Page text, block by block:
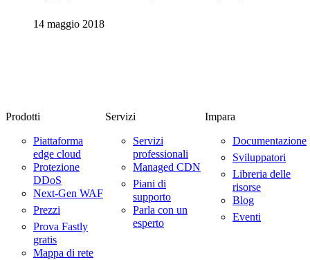
14 maggio 2018
Prodotti
Piattaforma
edge cloud
Protezione
DDoS
Next-Gen WAF
Prezzi
Prova Fastly
gratis
Mappa di rete
Servizi
Servizi
professionali
Managed CDN
Piani di
supporto
Parla con un
esperto
Impara
Documentazione
Sviluppatori
Libreria delle
risorse
Blog
Eventi